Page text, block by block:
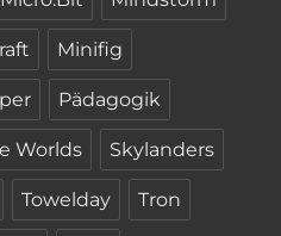
Minifig
Pädagogik
Worlds Skylanders
Towelday Tron